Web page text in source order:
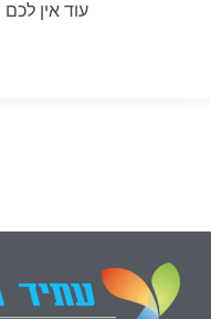
עוד אין